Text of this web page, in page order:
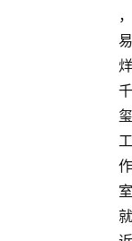
，
易
烊
千
玺
工
作
室
就